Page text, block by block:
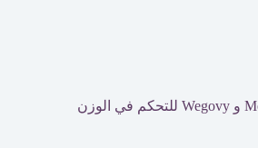
مقارنة شاملة بين Mounjaro و Wegovy للتحكم في الوزن